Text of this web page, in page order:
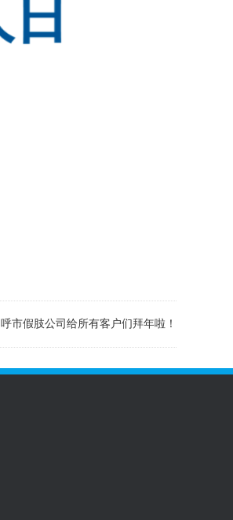
呼市假肢公司给所有客户们拜年啦！